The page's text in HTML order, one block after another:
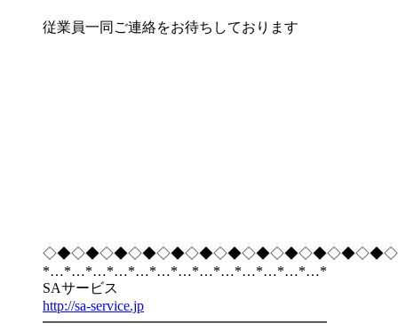
従業員一同ご連絡をお待ちしております
*…*…*…*…*…*…*…*…*…*…*…*…*…*
SAサービス
http://sa-service.jp
━━━━━━━━━━━━━━━━━━━━